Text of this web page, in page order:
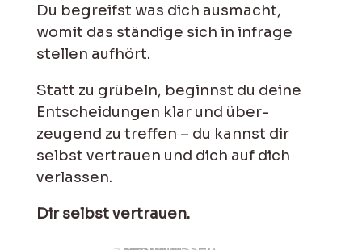
Du begreifst was dich ausmacht,
womit das stän­dige sich in in­frage
stellen auf­hört.
Statt zu grübeln, be­ginnst du deine
Ent­scheidungen klar und über­
zeugend zu treffen – du kannst dir
selbst vertrauen und dich auf dich
verlassen.
Dir selbst vertrauen.